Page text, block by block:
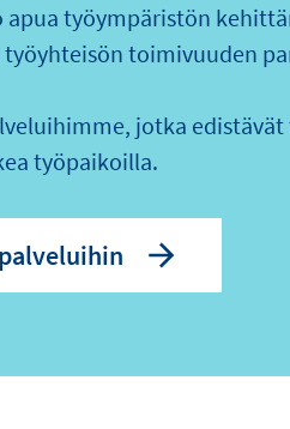
apua työympäristön
toimivuuden
jotka
työpaikoilla.